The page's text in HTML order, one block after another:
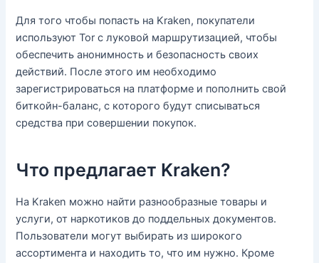
Для того чтобы попасть на Kraken, покупатели
используют Tor с луковой маршрутизацией, чтобы
обеспечить анонимность и безопасность своих
действий. После этого им необходимо
зарегистрироваться на платформе и пополнить свой
биткойн-баланс, с которого будут списываться
средства при совершении покупок.
Что предлагает Kraken?
На Kraken можно найти разнообразные товары и
услуги, от наркотиков до поддельных документов.
Пользователи могут выбирать из широкого
ассортимента и находить то, что им нужно. Кроме